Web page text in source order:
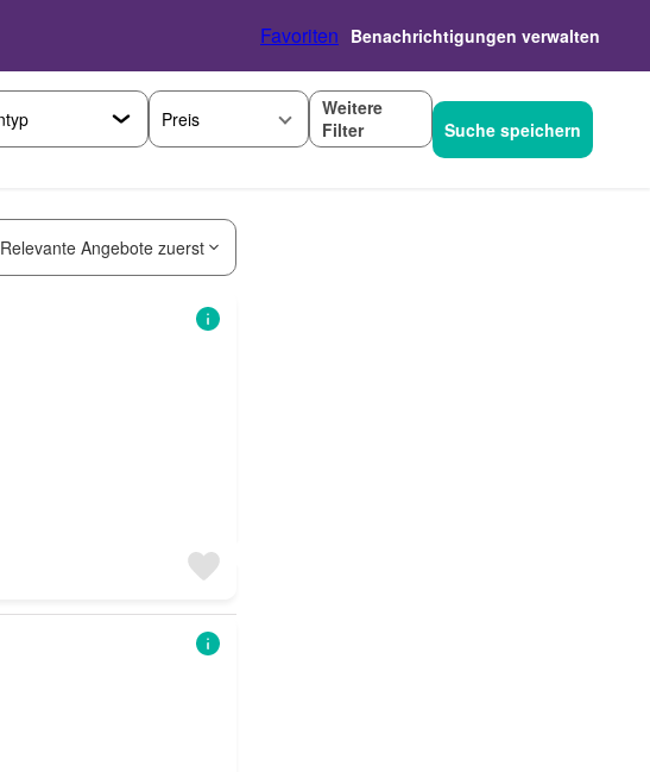
Favoriten Benachrichtigungen verwalten
Preis
Weitere
Filter
Suche speichern
Relevante Angebote zuerst